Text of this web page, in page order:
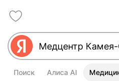
Поиск Алиса AI